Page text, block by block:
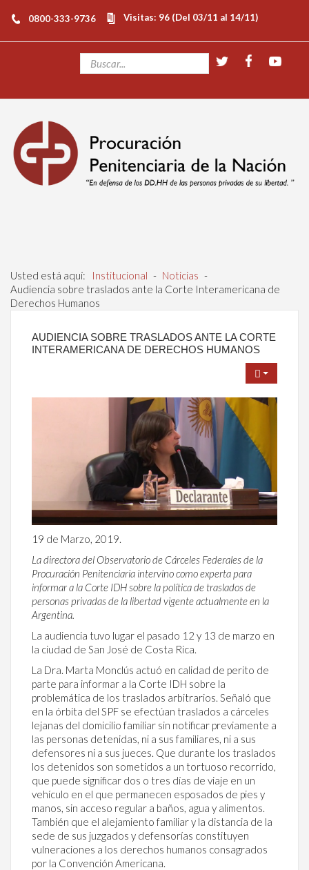
0800-333-9736 Visitas: 96 (Del 03/11 al 14/11)
Usted está aquí: Institucional - Noticias -
Audiencia sobre traslados ante la Corte Interamericana de
Derechos Humanos
AUDIENCIA SOBRE TRASLADOS ANTE LA CORTE
INTERAMERICANA DE DERECHOS HUMANOS
19 de Marzo, 2019.
La directora del Observatorio de Cárceles Federales de la
Procuración Penitenciaria intervino como experta para
informar a la Corte IDH sobre la política de traslados de
personas privadas de la libertad vigente actualmente en la
Argentina.
La audiencia tuvo lugar el pasado 12 y 13 de marzo en
la ciudad de San José de Costa Rica.
La Dra. Marta Monclús actuó en calidad de perito de
parte para informar a la Corte IDH sobre la
problemática de los traslados arbitrarios. Señaló que
en la órbita del SPF se efectúan traslados a cárceles
lejanas del domicilio familiar sin notificar previamente a
las personas detenidas, ni a sus familiares, ni a sus
defensores ni a sus jueces. Que durante los traslados
los detenidos son sometidos a un tortuoso recorrido,
que puede significar dos o tres días de viaje en un
vehículo en el que permanecen esposados de pies y
manos, sin acceso regular a baños, agua y alimentos.
También que el alejamiento familiar y la distancia de la
sede de sus juzgados y defensorías constituyen
vulneraciones a los derechos humanos consagrados
por la Convención Americana.